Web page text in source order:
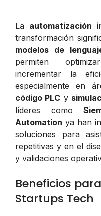
La automatización
transformación
modelos de
permiten
incrementar la
especialmente en
código PLC y
líderes como
Automation ya han
soluciones para
repetitivas y en el
y validaciones
Beneficios
Startups Tech